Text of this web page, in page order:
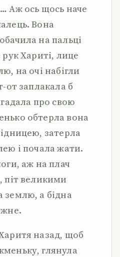
Аж ось щось наче
Вона
на пальці
Хариті, лице
на очі набігли
от заплакала б
про свою
обтерла вона
затерла
і почала жати.
аж на плач
піт великими
землю, а бідна
назад, щоб
глянула